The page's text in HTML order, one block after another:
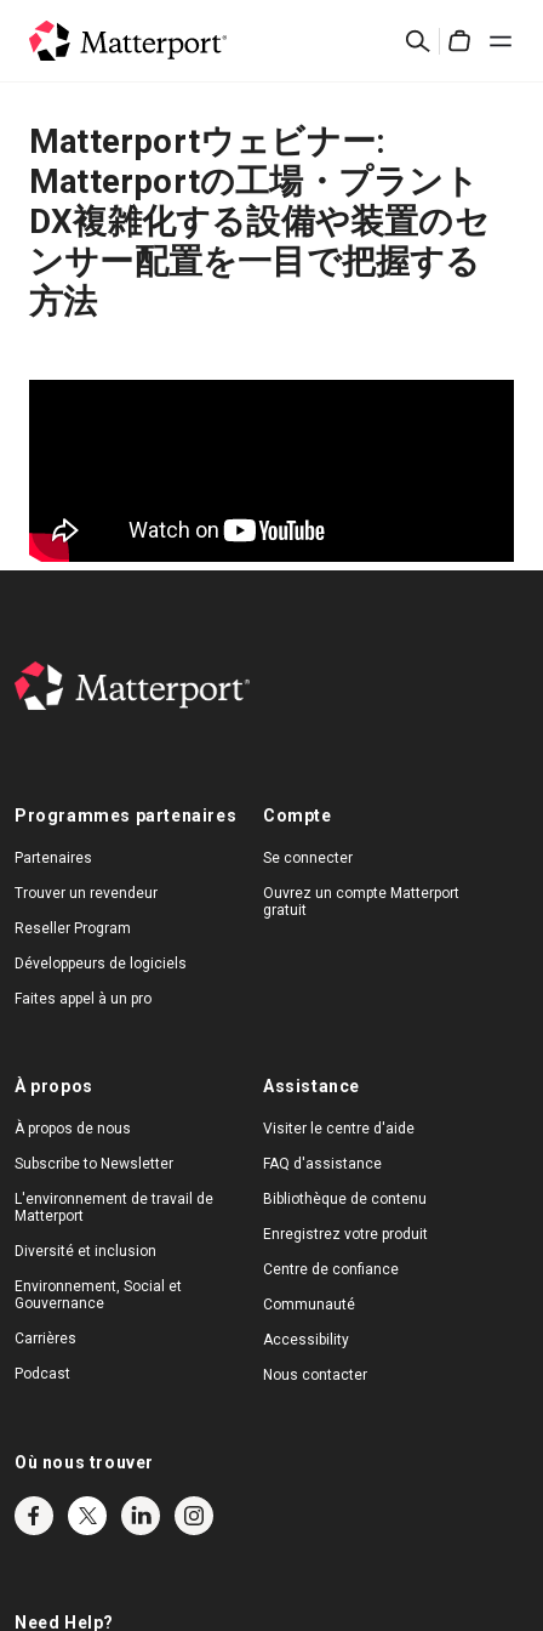
Rechercher
Solutions
Produits
Prix
Connexion
Ventes :+33 1 85 65 09 33
Matterportウェビナー:
Matterportの工場・プラント
DX複雑化する設備や装置のセ
ンサー配置を一目で把握する
方法
Programmes partenaires
Partenaires
Trouver un revendeur
Reseller Program
Développeurs de logiciels
Faites appel à un pro
Compte
Se connecter
Ouvrez un compte Matterport
gratuit
À propos
À propos de nous
Subscribe to Newsletter
L'environnement de travail de
Matterport
Diversité et inclusion
Environnement, Social et
Gouvernance
Carrières
Podcast
Assistance
Visiter le centre d'aide
FAQ d'assistance
Bibliothèque de contenu
Enregistrez votre produit
Centre de confiance
Communauté
Accessibility
Nous contacter
Où nous trouver
Need Help?